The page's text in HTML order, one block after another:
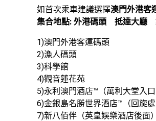
如首次乘車建議選擇澳門外港客
集合地點: 外港碼頭　抵達大廳
1)澳門外港客運碼頭
2)漁人碼頭
3)科學館
4)觀音蓮花苑
5)永利澳門酒店™（萬利大堂入口
6)金銀島名勝世界酒店™（回旋處
7)新八佰伴（英皇娛樂酒店後面）